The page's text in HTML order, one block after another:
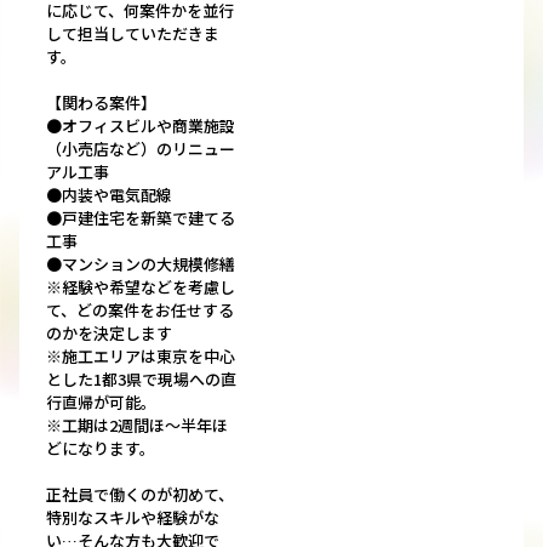
に応じて、何案件かを並行
して担当していただきま
す。
【関わる案件】
●オフィスビルや商業施設
（小売店など）のリニュー
アル工事
●内装や電気配線
●戸建住宅を新築で建てる
工事
●マンションの大規模修繕
※経験や希望などを考慮し
て、どの案件をお任せする
のかを決定します
※施工エリアは東京を中心
とした1都3県で現場への直
行直帰が可能。
※工期は2週間ほ～半年ほ
どになります。
正社員で働くのが初めて、
特別なスキルや経験がな
い…そんな方も大歓迎で